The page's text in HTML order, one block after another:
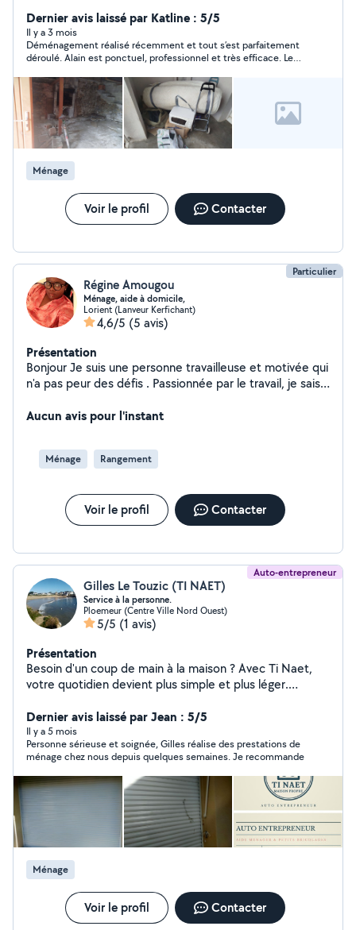
à 100% dans tout ce que je fais.
Dernier avis laissé par Katline : 5/5
Il y a 3 mois
Déménagement réalisé récemment et tout s’est parfaitement
déroulé. Alain est ponctuel, professionnel et très efficace. Les
rapide et organisé du début à la fin. Très bon rapport
qualité/prix, et Alain est très sympas, je recommande sans
hésiter!
Ménage
Voir le profil Contacter
Particulier
Régine Amougou
Ménage, aide à domicile,
Lorient (Lanveur Kerfichant)
4,6/5 (5 avis)
Présentation
Bonjour Je suis une personne travailleuse et motivée qui
n'a pas peur des défis . Passionnée par le travail, je sais
décrirais comme une personne ouverte et honnête,
propose mes services pour vous aider dans vos
différentes tâches. , je propose mes services pour du
livraisons Sérieux(se), ponctuel(le) et à l'écoute, je
m'adapte facilement aux besoins de chaque famille. Je
suis disponible en semaine et je fais toujours en sorte
N'hésitez pas à me contacter pour plus d'informations
ou pour échanger sur vos besoins Cordialement
Aucun avis pour l'instant
Ménage Rangement
Voir le profil Contacter
Auto-entrepreneur
Gilles Le Touzic (TI NAET)
Service à la personne.
Ploemeur (Centre Ville Nord Ouest)
5/5 (1 avis)
Présentation
Besoin d'un coup de main à la maison ? Avec Ti Naet,
votre quotidien devient plus simple et plus léger.
entretien, rangement) Petits bricolages (montage,
réparations, jardinage léger) Aide pour particuliers
rapide, efficace et de confiance Auto-entrepreneur
local, je mets mon savoir-faire à votre service pour une
maison toujours propre et bien entretenue. Profitez du
crédit d'impôts 50% sur prestation avec l'avance
immédiate entre autre.
Dernier avis laissé par Jean : 5/5
Il y a 5 mois
Personne sérieuse et soignée, Gilles réalise des prestations de
ménage chez nous depuis quelques semaines. Je recommande
Ménage
Voir le profil Contacter